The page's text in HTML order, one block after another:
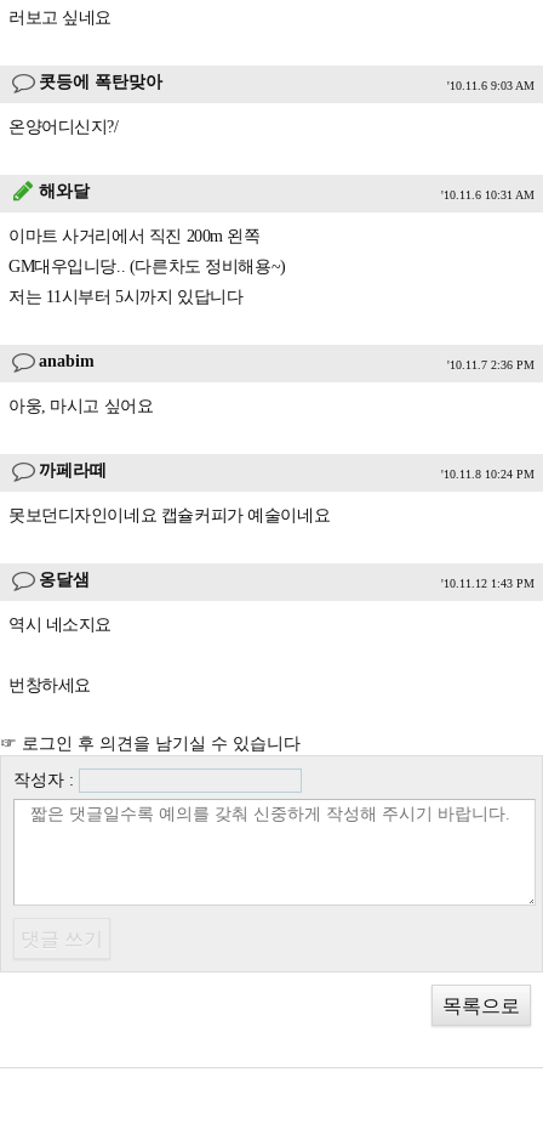
러보고 싶네요
콧등에 폭탄맞아 '10.11.6 9:03 AM
온양어디신지?/
해와달 '10.11.6 10:31 AM
이마트 사거리에서 직진 200m 왼쪽
GM대우입니당.. (다른차도 정비해용~)
저는 11시부터 5시까지 있답니다
anabim '10.11.7 2:36 PM
아웅, 마시고 싶어요
까페라떼 '10.11.8 10:24 PM
못보던디자인이네요 캡슐커피가 예술이네요
옹달샘 '10.11.12 1:43 PM
역시 네소지요
번창하세요
☞ 로그인 후 의견을 남기실 수 있습니다
작성자 :
목록으로